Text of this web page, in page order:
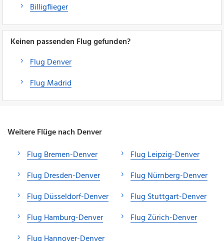
Billigflieger
Keinen passenden Flug gefunden?
Flug Denver
Flug Madrid
Weitere Flüge nach Denver
Flug Bremen-Denver
Flug Dresden-Denver
Flug Düsseldorf-Denver
Flug Hamburg-Denver
Flug Leipzig-Denver
Flug Nürnberg-Denver
Flug Stuttgart-Denver
Flug Zürich-Denver